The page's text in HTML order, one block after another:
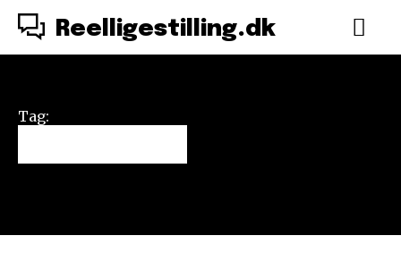
Reelligestilling.dk
Tag: